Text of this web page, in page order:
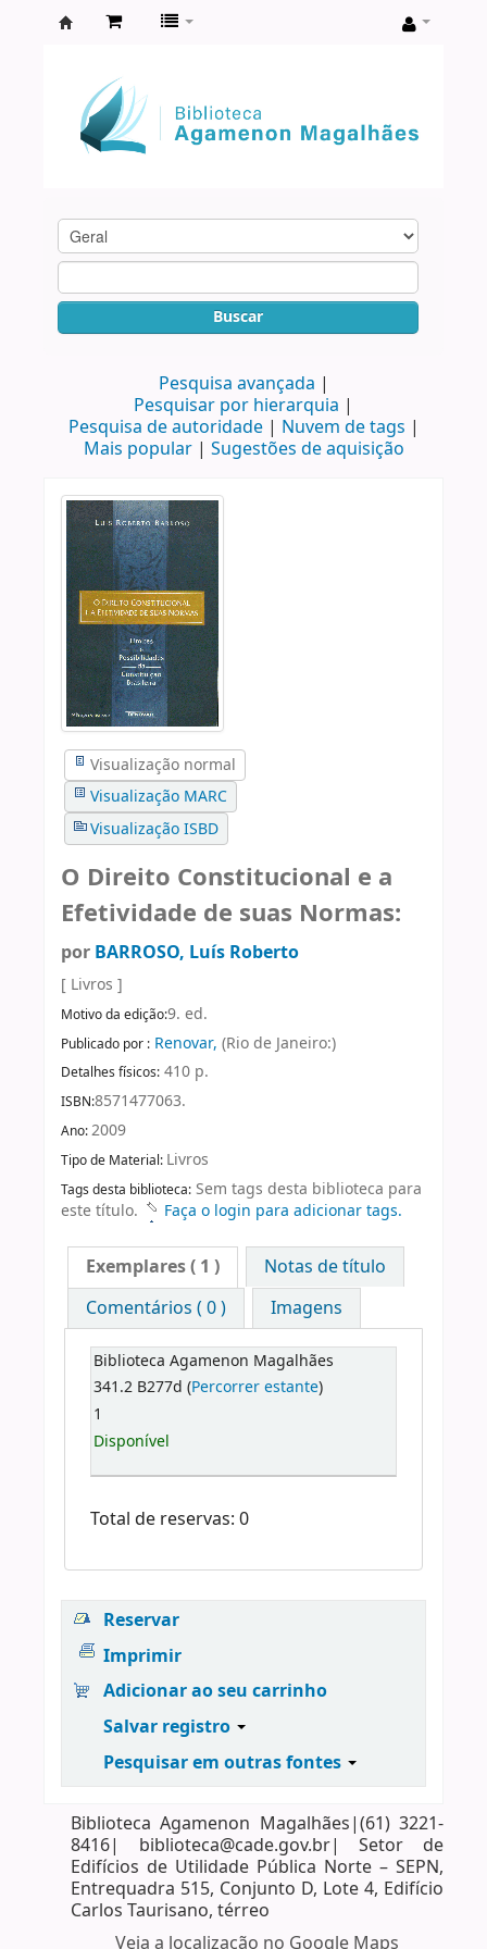
Agamenon
Magalhães
Buscar
Pesquisa avançada
Pesquisar por hierarquia
Pesquisa de autoridade
Nuvem de tags
Mais popular
Sugestões de aquisição
Visualização normal
Visualização MARC
Visualização ISBD
O Direito Constitucional e a
Efetividade de suas Normas:
por BARROSO, Luís Roberto
[ Livros ]
Motivo da edição:9. ed.
Publicado por : Renovar, (Rio de Janeiro:)
Detalhes físicos: 410 p.
ISBN:8571477063.
Ano:2009
Tipo de Material: Livros
Tags desta biblioteca: Sem tags desta biblioteca para
este título.
Faça o login para adicionar tags.
Exemplares( 1 )
Notas de título
Comentários ( 0 )
Imagens
Biblioteca Agamenon Magalhães
341.2 B277d (Percorrer estante)
1
Disponível
Total de reservas: 0
Reservar
Imprimir
Adicionar ao seu carrinho
Salvar registro
Pesquisar em outras fontes
Biblioteca Agamenon Magalhães|(61) 3221-
8416| biblioteca@cade.gov.br| Setor de
Edifícios de Utilidade Pública Norte – SEPN,
Entrequadra 515, Conjunto D, Lote 4, Edifício
Carlos Taurisano, térreo
Veja a localização no Google Maps